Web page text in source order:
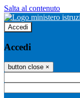
Salta al contenuto
Accedi
Accedi
button close ×